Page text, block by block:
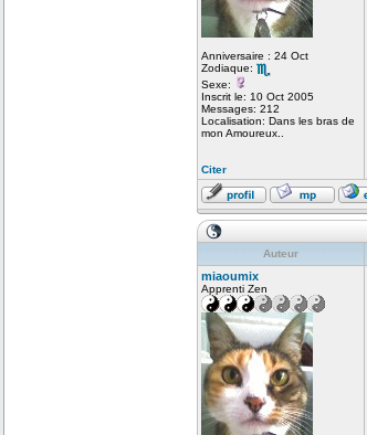
Anniversaire : 24 Oct
Zodiaque:
Sexe:
Inscrit le: 10 Oct 2005
Messages: 212
Localisation: Dans les bras de
mon Amoureux..
Citer
Auteur
miaoumix
Apprenti Zen